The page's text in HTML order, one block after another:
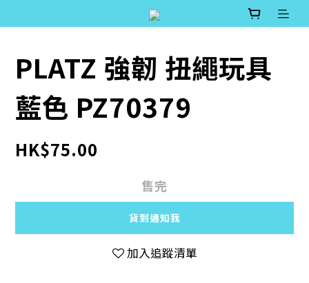
PLATZ 強韌 扭繩玩具
藍色 PZ70379
HK$75.00
售完
貨到通知我
加入追蹤清單